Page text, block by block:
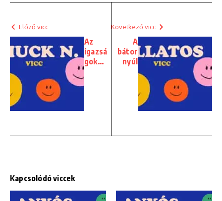
Előző vicc
Az
igazsá
gok…
Következő vicc
A
bátor
nyúl
Kapcsolódó viccek